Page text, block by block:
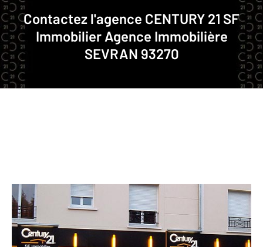
Contactez l'agence CENTURY 21 SF
ImmobilierAgence Immobilière
SEVRAN 93270
Agence immobilière
Notre agence à SEVRAN
CENTURY 21 SF Immobilier
20 avenue de Livry
SEVRAN - 93270